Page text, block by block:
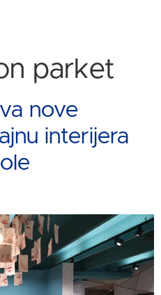
parket
nove
interijera